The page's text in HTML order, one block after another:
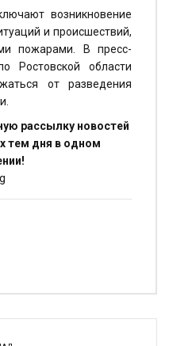
возникновение
и происшествий,
пожарами. В пресс-
Ростовской области
от разведения
рассылку новостей
тем дня в одном